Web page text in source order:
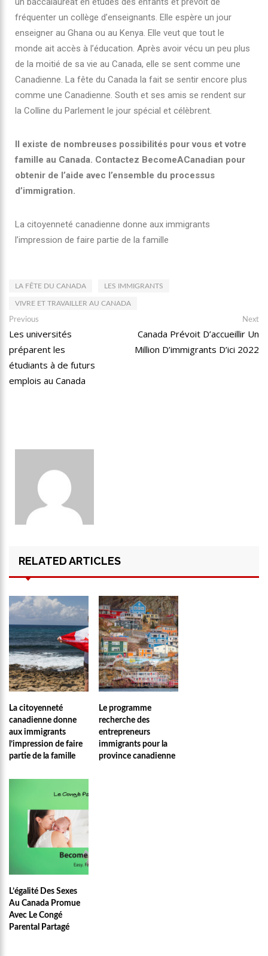
fréquenter un collège d’enseignants. Elle espère un jour
enseigner au Ghana ou au Kenya. Elle veut que tout le
monde ait accès à l’éducation. Après avoir vécu un peu plus
de la moitié de sa vie au Canada, elle se sent comme une
Canadienne. La fête du Canada la fait se sentir encore plus
comme une Canadienne. South et ses amis se rendent sur
la Colline du Parlement le jour spécial et célèbrent.
Il existe de nombreuses possibilités pour vous et votre
famille au Canada. Contactez BecomeACanadian pour
obtenir de l’aide avec l’ensemble du processus
d’immigration.
La citoyenneté canadienne donne aux immigrants
l’impression de faire partie de la famille
LA FÊTE DU CANADA LES IMMIGRANTS
VIVRE ET TRAVAILLER AU CANADA
Previous
Les universités
préparent les
étudiants à de futurs
emplois au Canada
Next
Canada Prévoit D’accueillir Un
Million D’immigrants D’ici 2022
RELATED ARTICLES
La citoyenneté
canadienne donne
aux immigrants
l’impression de faire
partie de la famille
Le programme
recherche des
entrepreneurs
immigrants pour la
province canadienne
L’égalité Des Sexes
Au Canada Promue
Avec Le Congé
Parental Partagé